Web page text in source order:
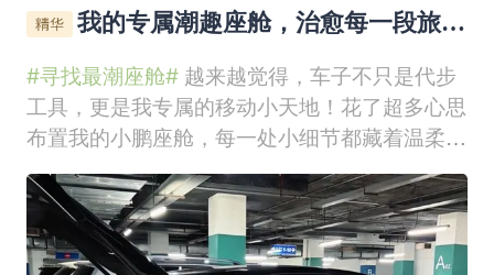
我的专属潮趣座舱，治愈每一段旅途
#寻找最潮座舱#越来越觉得，车子不只是代步
工具，更是我专属的移动小天地！花了超多心思
布置我的小鹏座舱，每一处小细节都藏着温柔与
心意，新潮又治愈，加上本身车内氛围感就不
错，每次上车都瞬间被幸福感包围，完全舍不得
下车🥰🚗主驾的氛围感和安全感直接拉满💙开车
最看重安心感，我特意在主驾右侧放上软萌小熊